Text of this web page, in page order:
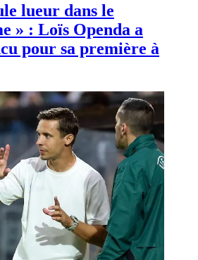
lueur dans le
» : Loïs Openda a
pour sa première à